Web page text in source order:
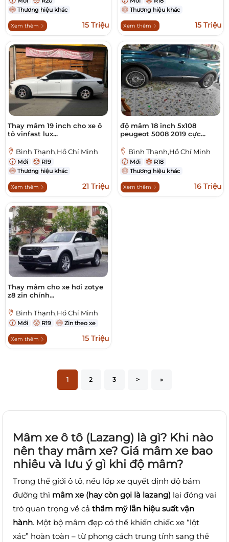
Thương hiệu khác
Xem thêm 15 Triệu
Thương hiệu khác
Xem thêm 15 Triệu
Thay mâm 19 inch cho xe ô
tô vinfast lux...
Bình Thạnh,Hồ Chí Minh
Mới
R19
Thương hiệu khác
Xem thêm 21 Triệu
độ mâm 18 inch 5x108
peugeot 5008 2019 cực...
Bình Thạnh,Hồ Chí Minh
Mới
R18
Thương hiệu khác
Xem thêm 16 Triệu
Thay mâm cho xe hơi zotye
z8 zin chính...
Bình Thạnh,Hồ Chí Minh
Mới R19 Zin theo xe
Xem thêm 15 Triệu
1 2 3 > »
Mâm xe ô tô (Lazang) là gì? Khi nào
nên thay mâm xe? Giá mâm xe bao
nhiêu và lưu ý gì khi độ mâm?
Trong thế giới ô tô, nếu lốp xe quyết định độ bám
đường thì mâm xe (hay còn gọi là lazang) lại đóng vai
trò quan trọng về cả thẩm mỹ lẫn hiệu suất vận
hành. Một bộ mâm đẹp có thể khiến chiếc xe “lột
xác” hoàn toàn – từ phong cách trung tính sang thể